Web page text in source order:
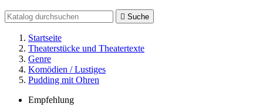
 Suche
Startseite
Theaterstücke und Theatertexte
Genre
Komödien / Lustiges
Pudding mit Ohren
Empfehlung